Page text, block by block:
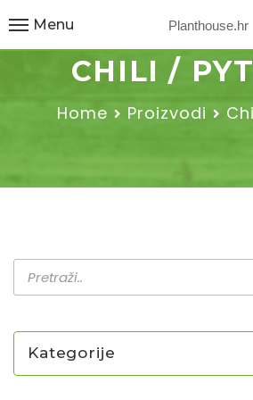
Planthouse.hr
Menu
CHILI /
Home Proizvodi
Kategorije